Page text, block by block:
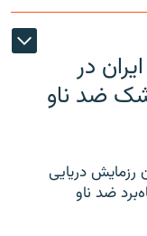
در
ضد ناو
رزمایش دریایی
ضد ناو